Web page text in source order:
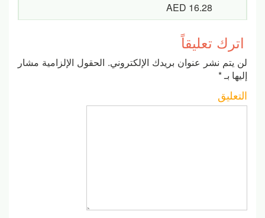
AED 16.28
اترك تعليقاً
لن يتم نشر عنوان بريدك الإلكتروني. الحقول الإلزامية مشار
إليها بـ*
التعليق